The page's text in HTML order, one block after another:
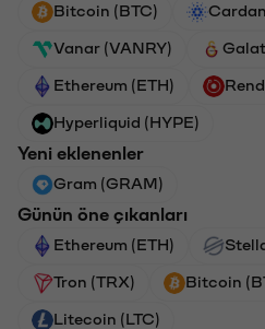
Bitcoin (BTC)
Vanar (VANRY)
Ethereum (ETH)
Hyperliquid (HYPE)
Yeni eklenenler
Gram (GRAM)
Günün öne çıkanları
Ethereum (ETH)
Tron (TRX) Bitcoin
Litecoin (LTC)